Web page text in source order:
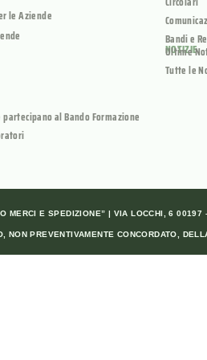
le Aziende
al Bando Formazione
Bandi e
NOTIZIE
Ultime
Tutte le
MERCI E SPEDIZIONE” | VIA LOCCHI, 6
PREVENTIVAMENTE CONCORDATO,